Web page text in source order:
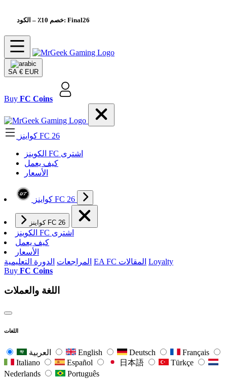
خصم 10٪– الكود: Final26
SA € EUR
Buy FC Coins
كواينز FC 26
الکوینز FC اشتری
كيف يعمل
الأسعار
كواينز FC 26
كواينز FC 26
الکوینز FC اشتری
كيف يعمل
الأسعار
المراجعات الدورة التعليمية EA FC المقالات Loyalty
Buy FC Coins
اللغة والعملات
اللغات
English Deutsch
Français
Italiano
Español 日本語
Türkçe
Nederlands
Português